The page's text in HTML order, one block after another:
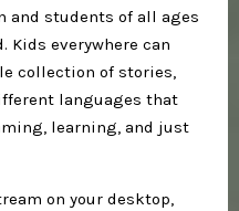
and students of all ages
Kids everywhere can
collection of stories,
languages that
learning, and just
on your desktop,